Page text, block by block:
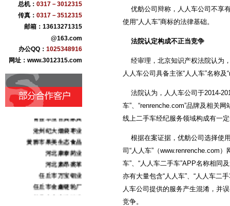
总机： 0317－3012315
传真： 0317－3512315
邮箱：13613271315
@163.com
办公QQ： 1025348916
网址：www.3012315.com
沧州纪大烟袋枣业
黄骅市果美生态食品
河北康泰药业
河北肃昂裘革
任丘市万宝铝业
任丘市金鑫链轮厂
献县本斋宏达铸造
优舫公司辩称，人人车公司不享有
使用“人人车”商标的法律基础。
法院认定构成不正当竞争
经审理，北京知识产权法院认为
人人车公司具备主张“人人车”名称
法院认为，人人车公司于2014-
车”、“renrenche.com”品牌及相关
线上二手车经纪服务领域构成有一
根据在案证据，优舫公司选择使
司“人人车”（www.renrenche.com
车”、“人人车二手车”APP名称相同
亦有大量包含“人人车”、“人人车二
人车公司提供的服务产生混淆，并
竞争。